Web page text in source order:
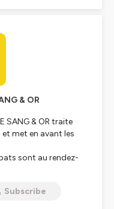
& OR
SANG & OR traite
met en avant les
sont au rendez-
Subscribe